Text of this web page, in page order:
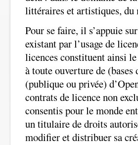
littéraires et artistiques, du
Pour se faire, il s’appuie
existant par l’usage de
licences constituent ainsi
à toute ouverture de
(publique ou privée)
contrats de licence non
consentis pour le monde
un titulaire de droits
modifier et distribuer sa